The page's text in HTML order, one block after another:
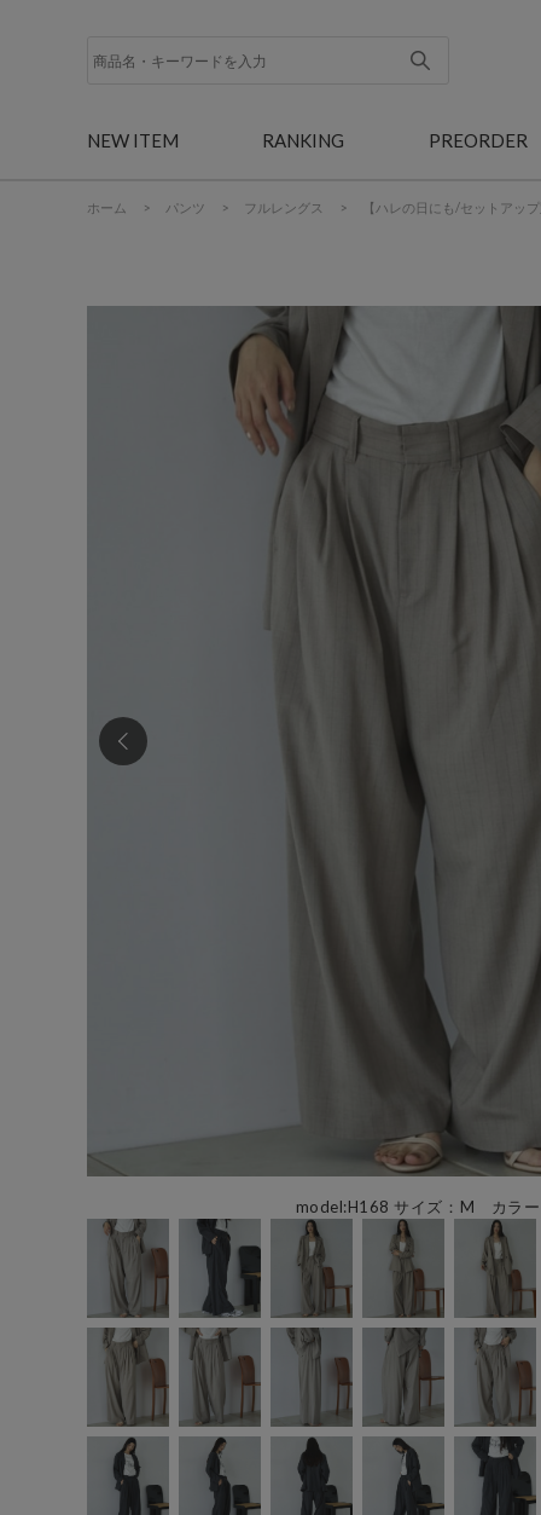
NEW ITEM RANKING PREORDER
ホーム > パンツ > フルレングス > 【ハレの日にも/セットアッ
model:H168 サイズ：M カラー